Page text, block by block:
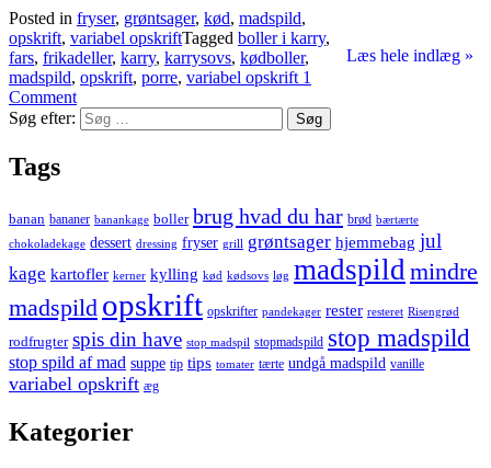
Læs hele indlæg »
Posted in fryser, grøntsager, kød, madspild,
opskrift, variabel opskriftTagged boller i karry,
fars, frikadeller, karry, karrysovs, kødboller,
madspild, opskrift, porre, variabel opskrift 1
Comment
Søg efter:
Tags
banan bananer banankage boller brug hvad du har brød bærtærte
chokoladekage dessert dressing fryser grill grøntsager hjemmebag jul
kage kartofler kerner kylling kød kødsovs løg madspildmindre
madspild opskrift opskrifter pandekager rester resteret Risengrød
rodfrugter spis din have stop madspil stopmadspild stop madspild
stop spild af mad suppe tip tips tomater tærte undgå madspild vanille
variabel opskrift æg
Kategorier